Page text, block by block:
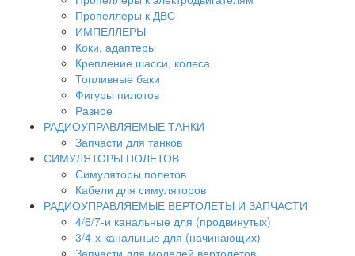
Пропеллеры к ДВС
ИМПЕЛЛЕРЫ
Коки, адаптеры
Крепление шасси, колеса
Топливные баки
Фигуры пилотов
Разное
РАДИОУПРАВЛЯЕМЫЕ ТАНКИ
Запчасти для танков
СИМУЛЯТОРЫ ПОЛЕТОВ
Симуляторы полетов
Кабели для симуляторов
РАДИОУПРАВЛЯЕМЫЕ ВЕРТОЛЕТЫ И ЗАПЧАСТИ
4/6/7-и канальные для (продвинутых)
3/4-х канальные для (начинающих)
Запчасти для моделей вертолетов